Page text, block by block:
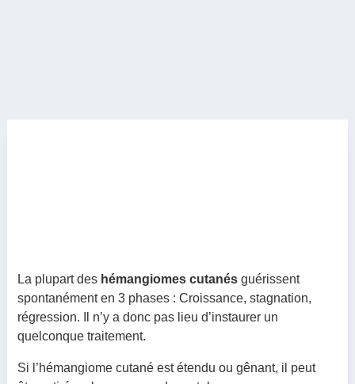
La plupart des hémangiomes cutanésguérissent
spontanément en 3 phases : Croissance, stagnation,
régression. Il n’y a donc pas lieu d’instaurer un
quelconque traitement.
Si l’hémangiome cutané est étendu ou gênant, il peut